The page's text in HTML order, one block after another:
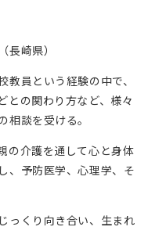
崎県）
教員という経験の中で、
との関わり方など、様々
談を受ける。
の介護を通して心と身体
、予防医学、心理学、そ
っくり向き合い、生まれ